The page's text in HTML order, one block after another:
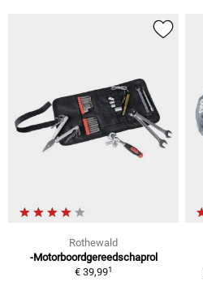
Rothewald
-Motorboordgereedschaprol
€ 39,991